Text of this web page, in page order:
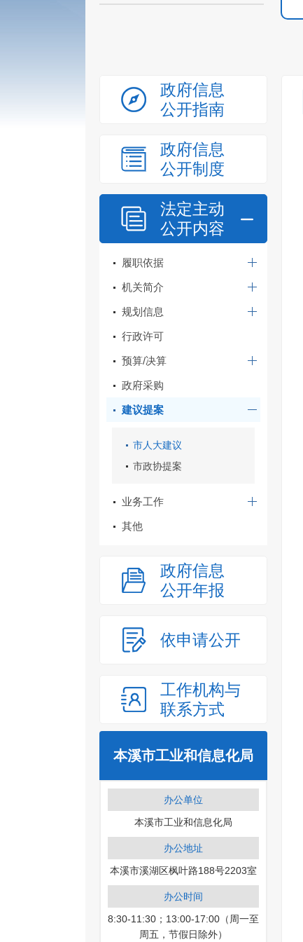
政府信息
公开指南
政府信息
公开制度
法定主动
公开内容
履职依据
机关简介
规划信息
行政许可
预算/决算
政府采购
建议提案
市人大建议
市政协提案
业务工作
其他
政府信息
公开年报
依申请公开
工作机构与
联系方式
本溪市工业和信息化局
办公单位
本溪市工业和信息化局
办公地址
本溪市溪湖区枫叶路188号2203室
办公时间
8:30-11:30；13:00-17:00（周一至
周五，节假日除外）